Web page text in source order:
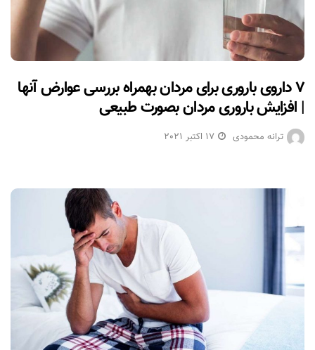
۷ داروی باروری برای مردان بهمراه بررسی عوارض آنها
| افزایش باروری مردان بصورت طبیعی
ترانه محمودی 17 اکتبر 2021